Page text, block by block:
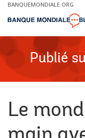
Skip
Main
BANQUEMONDIALE.ORG
Publié
Le